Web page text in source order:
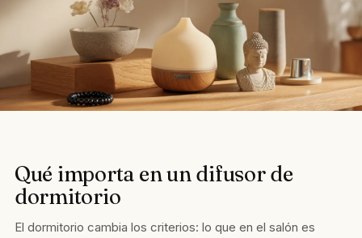
Qué importa en un difusor de
dormitorio
El dormitorio cambia los criterios: lo que en el salón es